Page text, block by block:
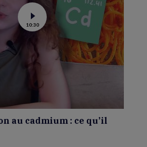
Voir
la
vidéo
Contamination
au
cadmium :
ce
savoir
10:30
au cadmium : ce qu’il